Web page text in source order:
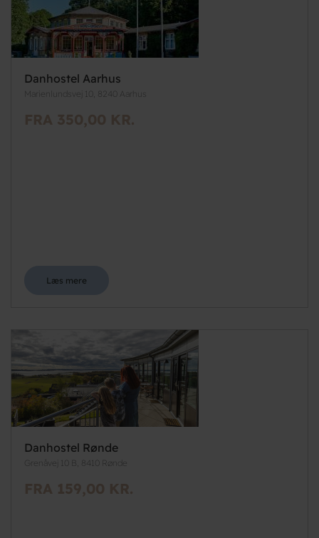
Danhostel Aarhus
Marienlundsvej 10, 8240 Aarhus
FRA 350,00 KR.
Læs mere
Danhostel Rønde
Grenåvej 10 B, 8410 Rønde
FRA 159,00 KR.